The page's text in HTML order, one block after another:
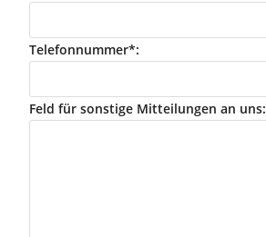
Telefonnummer*:
Feld für sonstige Mitteilungen an uns: